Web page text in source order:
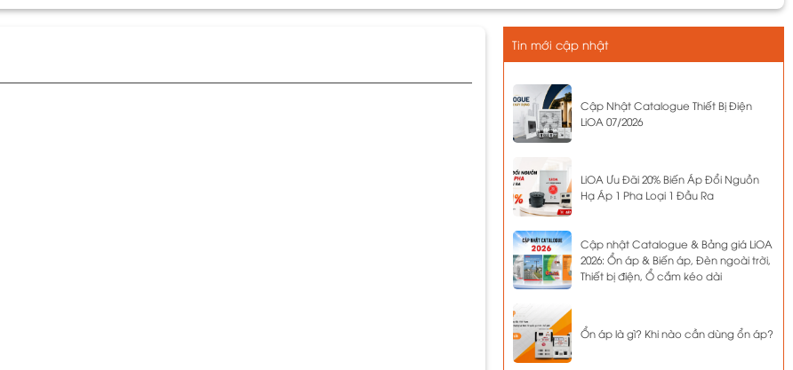
Tin mới cập nhật
Cập Nhật Catalogue Thiết Bị Điện
LiOA 07/2026
LiOA Ưu Đãi 20% Biến Áp Đổi Nguồn
Hạ Áp 1 Pha Loại 1 Đầu Ra
Cập nhật Catalogue & Bảng giá LiOA
2026: Ổn áp & Biến áp, Đèn ngoài trời,
Thiết bị điện, Ổ cắm kéo dài
Ổn áp là gì? Khi nào cần dùng ổn áp?